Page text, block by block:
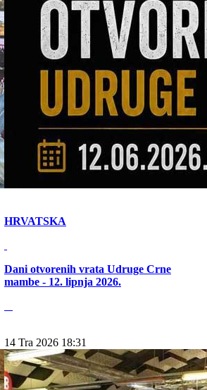
HRVATSKA
Dani otvorenih vrata Udruge Crne
mambe - 12. lipnja 2026.
14 Tra 2026 18:31